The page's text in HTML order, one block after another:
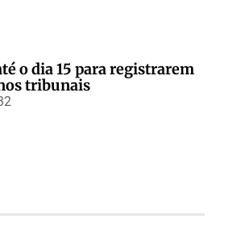
o dia 15 para registrarem
tribunais